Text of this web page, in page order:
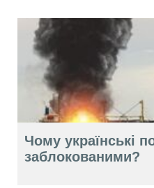
Чому українські
заблокованими?